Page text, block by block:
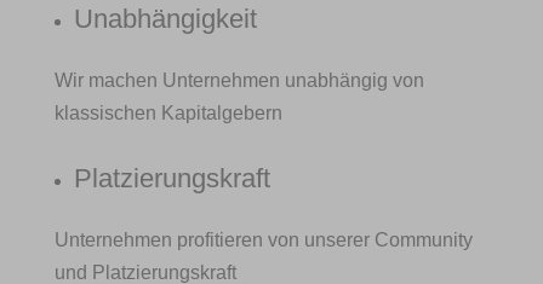
Unabhängigkeit
Wir machen Unternehmen unabhängig von
klassischen Kapitalgebern
Platzierungskraft
Unternehmen profitieren von unserer Community
und Platzierungskraft